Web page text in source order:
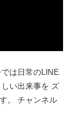
は日常のLINE
い出来事を ズ
。 チャンネル